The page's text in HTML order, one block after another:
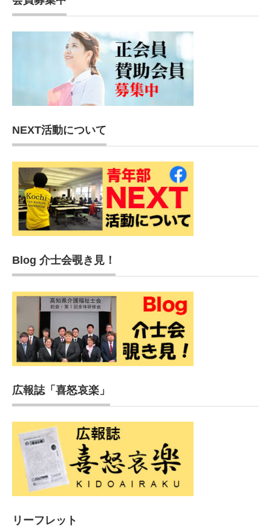
NEXT活動について
Blog 介士会覗き見！
広報誌「喜怒哀楽」
リーフレット